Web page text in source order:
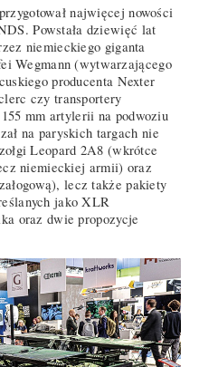
najwięcej nowości
Powstała dziewięć lat
niemieckiego giganta
Wegmann (wytwarzającego
producenta Nexter
czy transportery
mm artylerii na podwoziu
na paryskich targach nie
Leopard 2A8 (wkrótce
niemieckiej armii) oraz
lecz także pakiety
jako XLR
oraz dwie propozycje